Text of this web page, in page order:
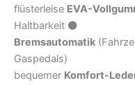
flüsterleise EVA-
Haltbarkeit ⚫
Bremsautomatik
Gaspedals)
bequemer Komfort-